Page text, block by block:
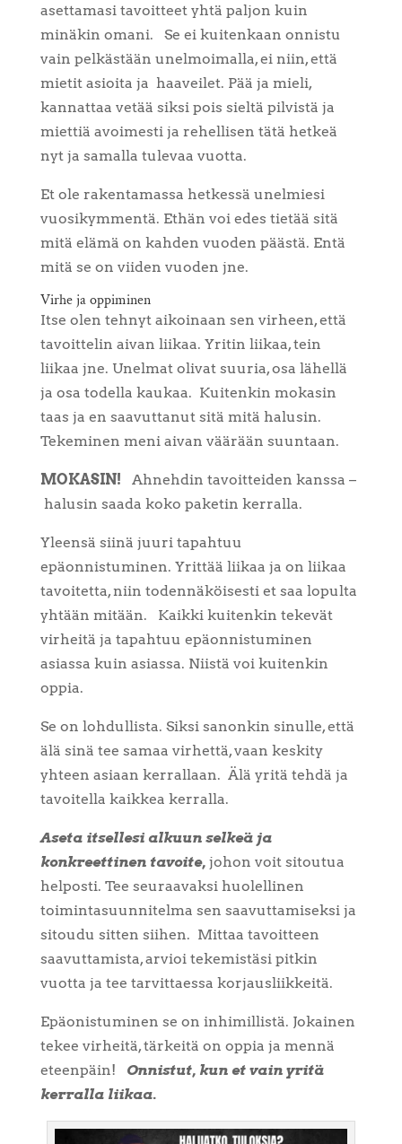
asettamasi tavoitteet yhtä paljon kuin
minäkin omani.
Se ei kuitenkaan onnistu
vain pelkästään unelmoimalla, ei niin, että
mietit asioita ja haaveilet. Pää ja mieli,
kannattaa vetää siksi pois sieltä pilvistä ja
miettiä avoimesti ja rehellisen tätä hetkeä
nyt ja samalla tulevaa vuotta.
Et ole rakentamassa hetkessä unelmiesi
vuosikymmentä. Ethän voi edes tietää sitä
mitä elämä on kahden vuoden päästä. Entä
mitä se on viiden vuoden jne.
Virhe ja oppiminen
Itse olen tehnyt aikoinaan sen virheen, että
tavoittelin aivan liikaa. Yritin liikaa, tein
liikaa jne. Unelmat olivat suuria, osa lähellä
ja osa todella kaukaa. Kuitenkin mokasin
taas ja en saavuttanut sitä mitä halusin.
Tekeminen meni aivan väärään suuntaan.
MOKASIN!
Ahnehdin tavoitteiden kanssa –
halusin saada koko paketin kerralla.
Yleensä siinä juuri tapahtuu
epäonnistuminen. Yrittää liikaa ja on liikaa
tavoitetta, niin todennäköisesti et saa lopulta
yhtään mitään.
Kaikki kuitenkin tekevät
virheitä ja tapahtuu epäonnistuminen
asiassa kuin asiassa. Niistä voi kuitenkin
oppia.
Se on lohdullista. Siksi sanonkin sinulle, että
älä sinä tee samaa virhettä, vaan keskity
yhteen asiaan kerrallaan. Älä yritä tehdä ja
tavoitella kaikkea kerralla.
Aseta itsellesi alkuun selkeä ja
konkreettinen tavoite,johon voit sitoutua
helposti. Tee seuraavaksi huolellinen
toimintasuunnitelma sen saavuttamiseksi ja
sitoudu sitten siihen. Mittaa tavoitteen
saavuttamista, arvioi tekemistäsi pitkin
vuotta ja tee tarvittaessa korjausliikkeitä.
Epäonistuminen se on inhimillistä. Jokainen
tekee virheitä, tärkeitä on oppia ja mennä
eteenpäin!
Onnistut, kun et vain yritä
kerralla liikaa.